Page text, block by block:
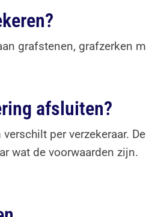
grafstenen, grafzerken
afsluiten?
per verzekeraar.
wat de voorwaarden zijn.